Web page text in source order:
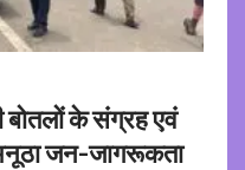
बोतलों के संग्रह एवं
अनूठा जन-जागरूकता